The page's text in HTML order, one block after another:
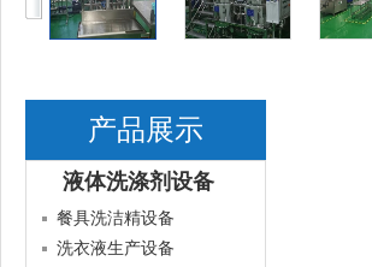
产品展示
液体洗涤剂设备
餐具洗洁精设备
洗衣液生产设备